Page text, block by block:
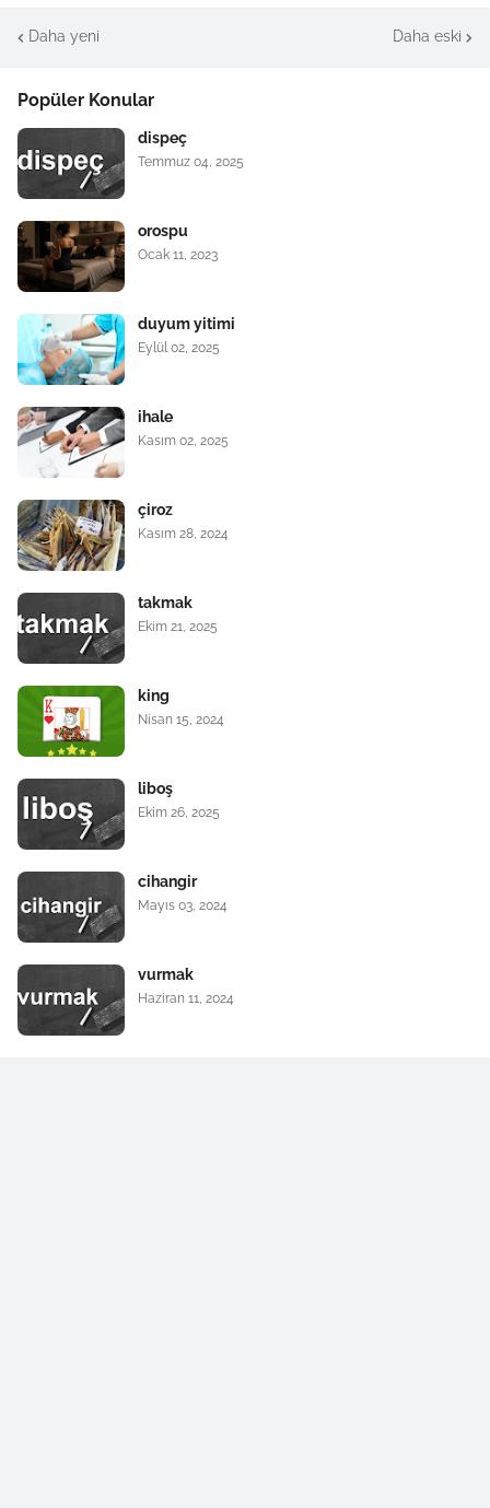
Daha yeni Daha eski
Popüler Konular
dispeç
Temmuz 04, 2025
orospu
Ocak 11, 2023
duyum yitimi
Eylül 02, 2025
ihale
Kasım 02, 2025
çiroz
Kasım 28, 2024
takmak
Ekim 21, 2025
king
Nisan 15, 2024
liboş
Ekim 26, 2025
cihangir
Mayıs 03, 2024
vurmak
Haziran 11, 2024